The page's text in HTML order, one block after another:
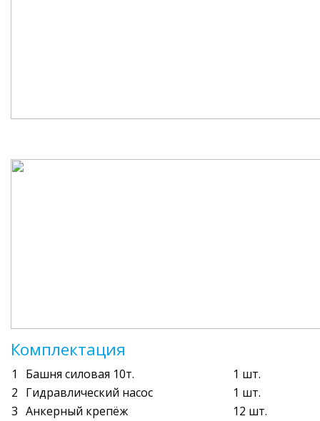
Комплектация
1 Башня силовая 10т.
1 шт.
2 Гидравлический насос
1 шт.
3 Анкерный крепёж
12 шт.